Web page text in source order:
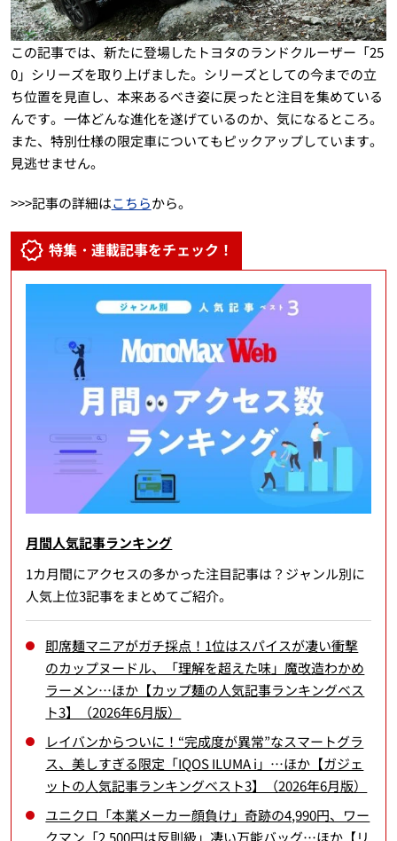
この記事では、新たに登場したトヨタのランドクルーザー「25
0」シリーズを取り上げました。シリーズとしての今までの立
ち位置を見直し、本来あるべき姿に戻ったと注目を集めている
んです。一体どんな進化を遂げているのか、気になるところ。
また、特別仕様の限定車についてもピックアップしています。
見逃せません。
>>>記事の詳細はこちらから。
特集・連載記事をチェック！
月間人気記事ランキング
1カ月間にアクセスの多かった注目記事は？ジャンル別に
人気上位3記事をまとめてご紹介。
即席麺マニアがガチ採点！1位はスパイスが凄い衝撃
のカップヌードル、「理解を超えた味」魔改造わかめ
ラーメン…ほか【カップ麺の人気記事ランキングベス
ト3】（2026年6月版）
レイバンからついに！“完成度が異常”なスマートグラ
ス、美しすぎる限定「IQOS ILUMA i」…ほか【ガジェ
ットの人気記事ランキングベスト3】（2026年6月版）
ユニクロ「本業メーカー顔負け」奇跡の4,990円、ワー
クマン「2,500円は反則級」凄い万能バッグ…ほか【リ